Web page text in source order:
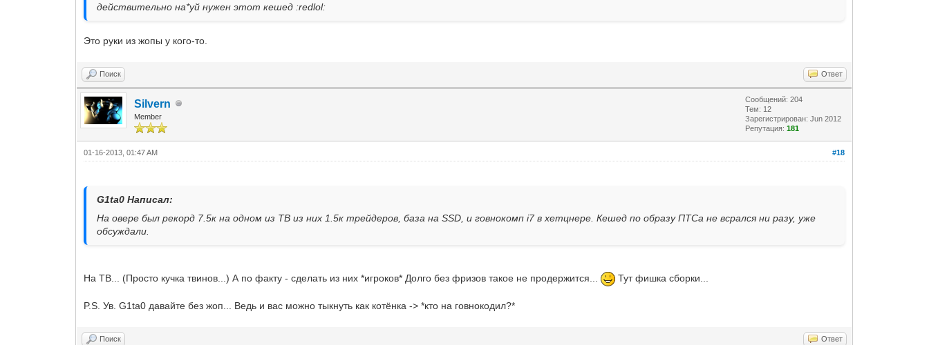
действительно на*уй нужен этот кешед :redlol:
Это руки из жопы у кого-то.
Поиск Ответ
Silvern
Member
Сообщений: 204
Тем: 12
Зарегистрирован: Jun 2012
Репутация:181
#18
01-16-2013, 01:47 AM
G1ta0 Написал:
На овере был рекорд 7.5к на одном из ТВ из них 1.5к трейдеров, база на SSD, и говнокомп i7 в хетцнере. Кешед по образу ПТСа не всрался ни разу, уже
обсуждали.
На ТВ... (Просто кучка твинов...) А по факту - сделать из них *игроков* Долго без фризов такое не продержится... Тут фишка сборки...
P.S. Ув. G1ta0 давайте без жоп... Ведь и вас можно тыкнуть как котёнка -> *кто на говнокодил?*
Поиск Ответ